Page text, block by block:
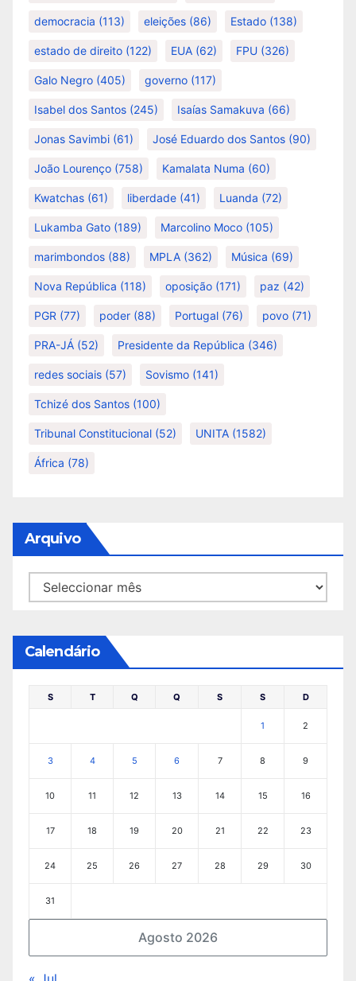
democracia (113) eleições (86) Estado (138)
estado de direito (122) EUA (62) FPU (326)
Galo Negro (405) governo (117)
Isabel dos Santos (245) Isaías Samakuva (66)
Jonas Savimbi (61) José Eduardo dos Santos (90)
João Lourenço (758) Kamalata Numa (60)
Kwatchas (61) liberdade (41) Luanda (72)
Lukamba Gato (189) Marcolino Moco (105)
marimbondos (88) MPLA (362) Música (69)
Nova República (118) oposição (171) paz (42)
PGR (77) poder (88) Portugal (76) povo (71)
PRA-JÁ (52) Presidente da República (346)
redes sociais (57) Sovismo (141)
Tchizé dos Santos (100)
Tribunal Constitucional (52) UNITA (1582)
África (78)
Arquivo
Arquivo
Calendário
Agosto 2026
S T Q Q S S D
1 2
3 4 5 6 7 8 9
10 11 12 13 14 15 16
17 18 19 20 21 22 23
24 25 26 27 28 29 30
31